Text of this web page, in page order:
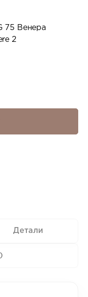
75 Венера
2
Детали